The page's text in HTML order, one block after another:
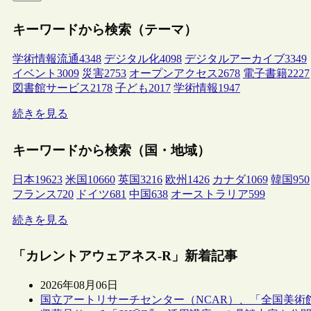
キーワードから検索（テーマ）
学術情報流通4348 デジタル化4098 デジタルアーカイブ3349
イベント 3009 災害2753 オープンアクセス2678 電子書籍2227
図書館サービス2178 子ども2017 学術情報1947
続きを見る
キーワードから検索（国・地域）
日本19623 米国 10660 英国3216 欧州 1426 カナダ1069 韓国950
フランス720 ドイツ681 中国638 オーストラリア599
続きを見る
「カレントアウェアネス-R」新着記事
2026年08月06日
国立アートリサーチセンター（NCAR）、「全国美術